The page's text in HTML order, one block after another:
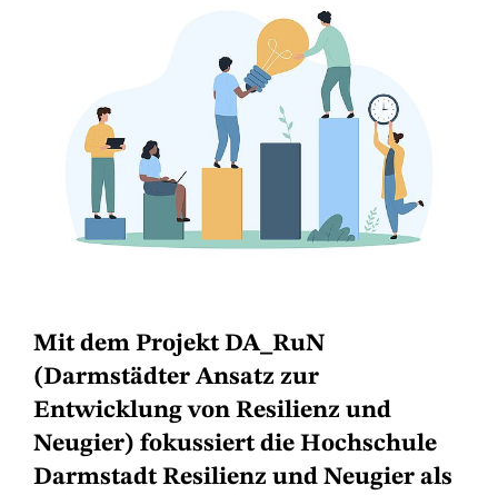
Mit dem ProjektDA_RuN
(Darmstädter Ansatz zur
Entwicklung von Resilienz und
Neugier) fokussiert die Hochschule
Darmstadt Resilienz und Neugier als